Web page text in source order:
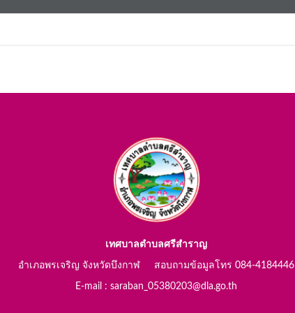
เทศบาลตำบลศรีสำราญ
อำเภอพรเจริญ จังหวัดบึงกาฬ สอบถามข้อมูลโทร 084-4184446
E-mail : saraban_05380203@dla.go.th